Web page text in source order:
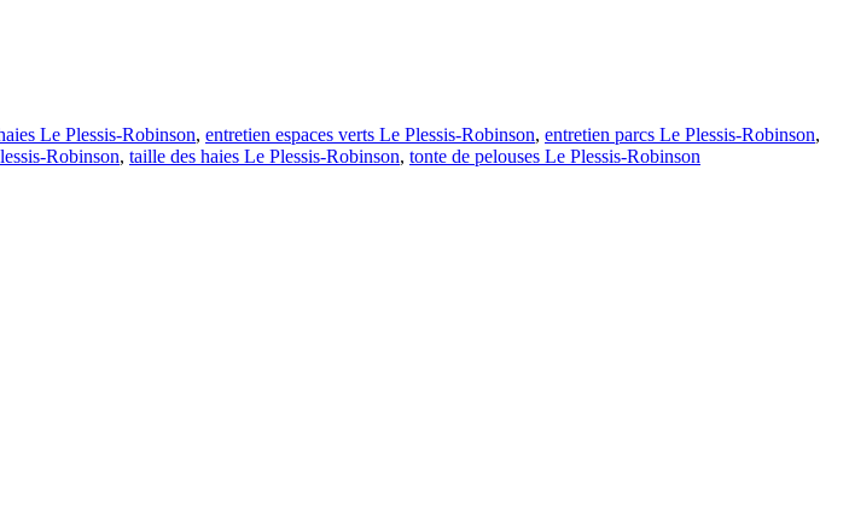
Le Plessis-Robinson, entretien espaces verts Le Plessis-Robinson, entretien parcs Le Plessis-Robinson,
Robinson, taille des haies Le Plessis-Robinson, tonte de pelouses Le Plessis-Robinson